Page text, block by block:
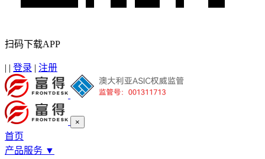
扫码下载APP
| | 登录 | 注册
×
首页
产品服务 ▼